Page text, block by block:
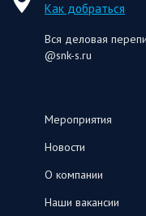
Как добраться
Вся деловая
@snk-s.ru
Мероприятия
Новости
О компании
Наши вакансии